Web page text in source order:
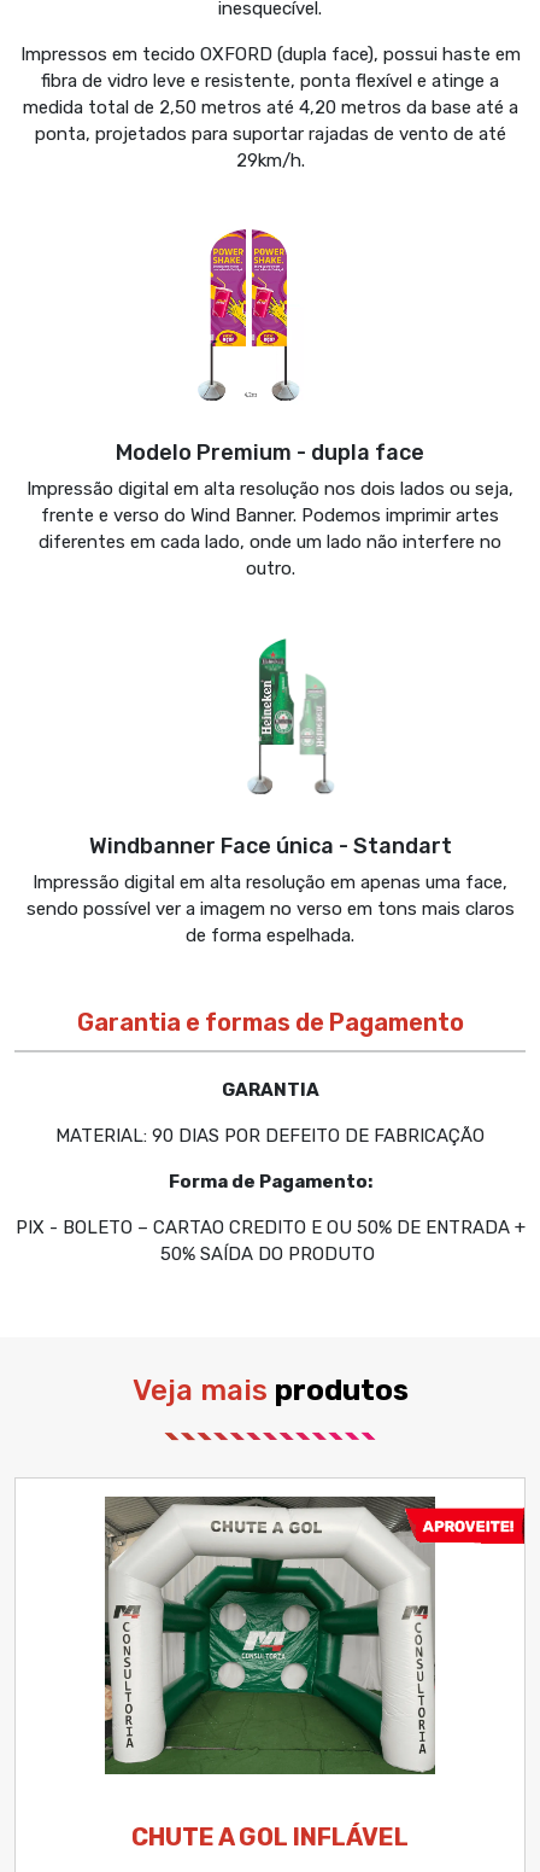
inesquecível.
Impressos em tecido OXFORD (dupla face), possui haste em
fibra de vidro leve e resistente, ponta flexível e atinge a
medida total de 2,50 metros até 4,20 metros da base até a
ponta, projetados para suportar rajadas de vento de até
29km/h.
Modelo Premium - dupla face
Impressão digital em alta resolução nos dois lados ou seja,
frente e verso do Wind Banner. Podemos imprimir artes
diferentes em cada lado, onde um lado não interfere no
outro.
Windbanner Face única - Standart
Impressão digital em alta resolução em apenas uma face,
sendo possível ver a imagem no verso em tons mais claros
de forma espelhada.
Garantia e formas de Pagamento
GARANTIA
MATERIAL: 90 DIAS POR DEFEITO DE FABRICAÇÃO
Forma de Pagamento:
PIX - BOLETO – CARTAO CREDITO E OU 50% DE ENTRADA +
50% SAÍDA DO PRODUTO
Veja mais produtos
CHUTE A GOL INFLÁVEL